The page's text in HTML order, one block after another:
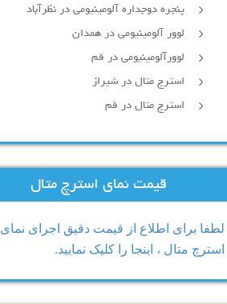
پنجره دوجداره آلومینیومی در نظرآباد
لوور آلومینیومی در همدان
لوورآلومینیومی در قم
استرچ متال در شیراز
استرچ متال در قم
قیمت نمای استرچ متال
لطفا برای اطلاع از قیمت دقیق اجرای نمای
استرچ متال ، اینجا را کلیک نمایید.